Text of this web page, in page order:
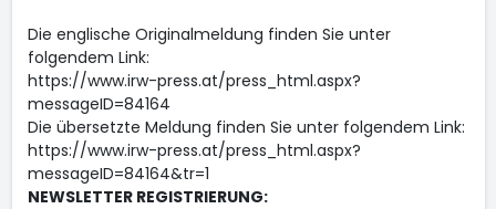
Die englische Originalmeldung finden Sie unter
folgendem Link:
https://www.irw-press.at/press_html.aspx?
messageID=84164
Die übersetzte Meldung finden Sie unter folgendem Link:
https://www.irw-press.at/press_html.aspx?
messageID=84164&tr=1
NEWSLETTER REGISTRIERUNG: